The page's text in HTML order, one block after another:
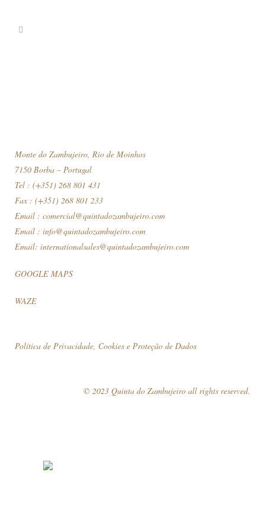
Monte do Zambujeiro, Rio de Moinhos
7150 Borba – Portugal
Tel : (+351) 268 801 431
Fax : (+351) 268 801 233
Email : comercial@quintadozambujeiro.com
Email : info@quintadozambujeiro.com
Email: internationalsales@quintadozambujeiro.com
GOOGLE MAPS
WAZE
Política de Privacidade, Cookies e Proteção de Dados
© 2023 Quinta do Zambujeiro all rights reserved.